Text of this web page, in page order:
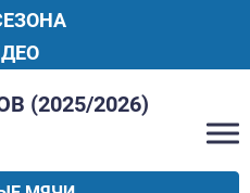
(2025/2026)